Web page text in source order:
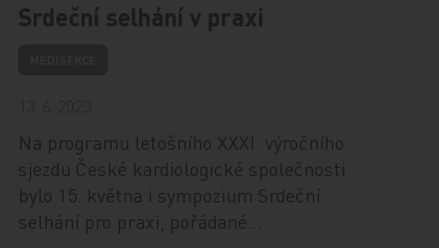
Srdeční selhání v praxi
Na programu letošního XXXI. výročního
sjezdu České kardiologické společnosti
bylo 15. května i sympozium Srdeční
selhání pro praxi, pořádané…